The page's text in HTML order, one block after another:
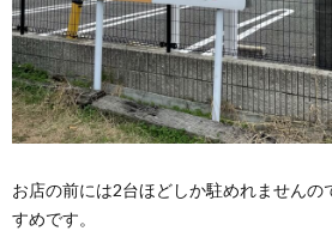
お店の前には2台ほどしか駐めれませんの
すめです。